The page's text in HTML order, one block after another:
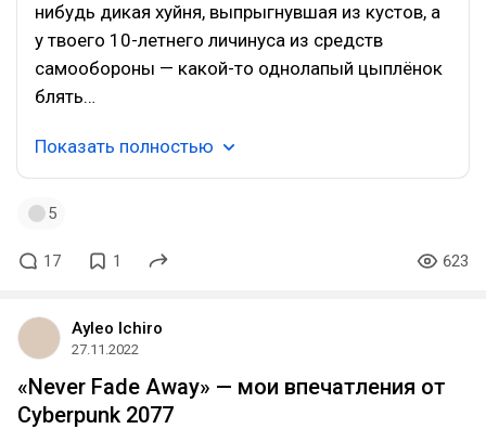
нибудь дикая хуйня, выпрыгнувшая из кустов, а
у твоего 10-летнего личинуса из средств
самообороны — какой-то однолапый цыплёнок
блять…
Показать полностью
5
17 1 623
Ayleo Ichiro
27.11.2022
«Never Fade Away» — мои впечатления от
Cyberpunk 2077